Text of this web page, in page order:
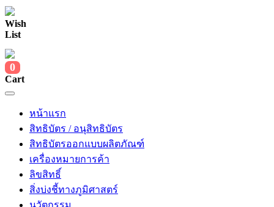
Wish
List
0
Cart
หน้าแรก
สิทธิบัตร / อนุสิทธิบัตร
สิทธิบัตรออกแบบผลิตภัณฑ์
เครื่องหมายการค้า
ลิขสิทธิ์
สิ่งบ่งชี้ทางภูมิศาสตร์
นวัตกรรม